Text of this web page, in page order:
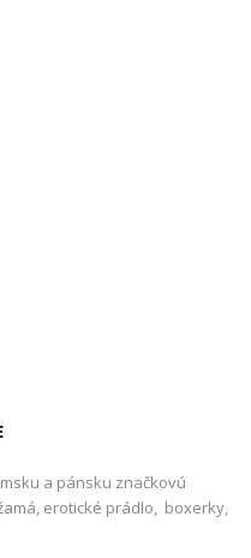
a pánsku značkovú
erotické prádlo, boxerky,